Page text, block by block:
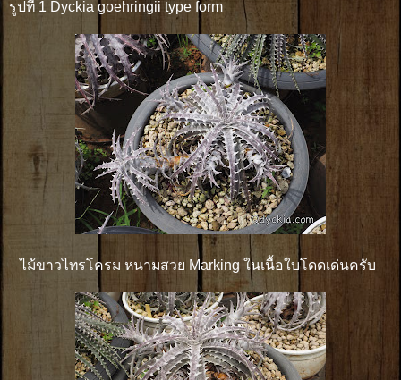
รูปที่ 1 Dyckia goehringii type form
ไม้ขาวไทรโครม หนามสวย Marking ในเนื้อใบโดดเด่นครับ